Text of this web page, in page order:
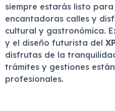
siempre estarás listo
encantadoras calles y
cultural y gastronómica.
y el diseño futurista del
disfrutas de la
trámites y gestiones
profesionales.